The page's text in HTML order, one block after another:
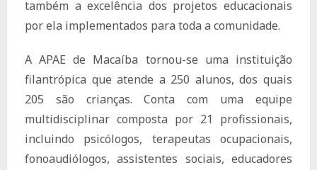
também a excelência dos projetos educacionais
por ela implementados para toda a comunidade.
A APAE de Macaíba tornou-se uma instituição
filantrópica que atende a 250 alunos, dos quais
205 são crianças. Conta com uma equipe
multidisciplinar composta por 21 profissionais,
incluindo psicólogos, terapeutas ocupacionais,
fonoaudiólogos, assistentes sociais, educadores